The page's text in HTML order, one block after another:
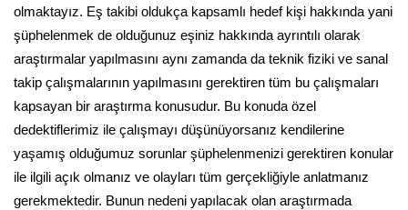
olmaktayız. Eş takibi oldukça kapsamlı hedef kişi hakkında yani
şüphelenmek de olduğunuz eşiniz hakkında ayrıntılı olarak
araştırmalar yapılmasını aynı zamanda da teknik fiziki ve sanal
takip çalışmalarının yapılmasını gerektiren tüm bu çalışmaları
kapsayan bir araştırma konusudur. Bu konuda özel
dedektiflerimiz ile çalışmayı düşünüyorsanız kendilerine
yaşamış olduğumuz sorunlar şüphelenmenizi gerektiren konular
ile ilgili açık olmanız ve olayları tüm gerçekliğiyle anlatmanız
gerekmektedir. Bunun nedeni yapılacak olan araştırmada